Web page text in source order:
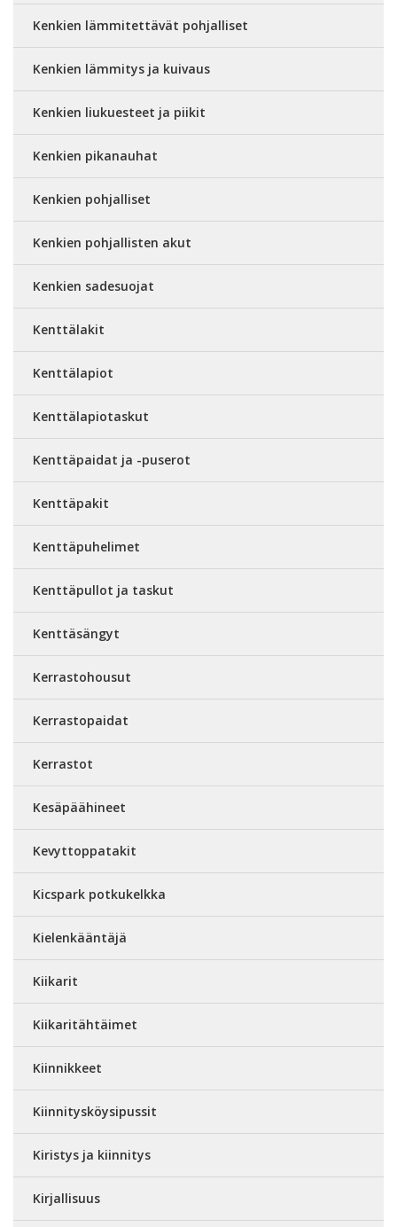
Kenkien lämmitettävät pohjalliset
Kenkien lämmitys ja kuivaus
Kenkien liukuesteet ja piikit
Kenkien pikanauhat
Kenkien pohjalliset
Kenkien pohjallisten akut
Kenkien sadesuojat
Kenttälakit
Kenttälapiot
Kenttälapiotaskut
Kenttäpaidat ja -puserot
Kenttäpakit
Kenttäpuhelimet
Kenttäpullot ja taskut
Kenttäsängyt
Kerrastohousut
Kerrastopaidat
Kerrastot
Kesäpäähineet
Kevyttoppatakit
Kicspark potkukelkka
Kielenkääntäjä
Kiikarit
Kiikaritähtäimet
Kiinnikkeet
Kiinnitysköysipussit
Kiristys ja kiinnitys
Kirjallisuus